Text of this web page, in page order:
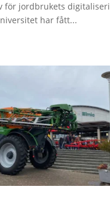
för jordbrukets
har fått...